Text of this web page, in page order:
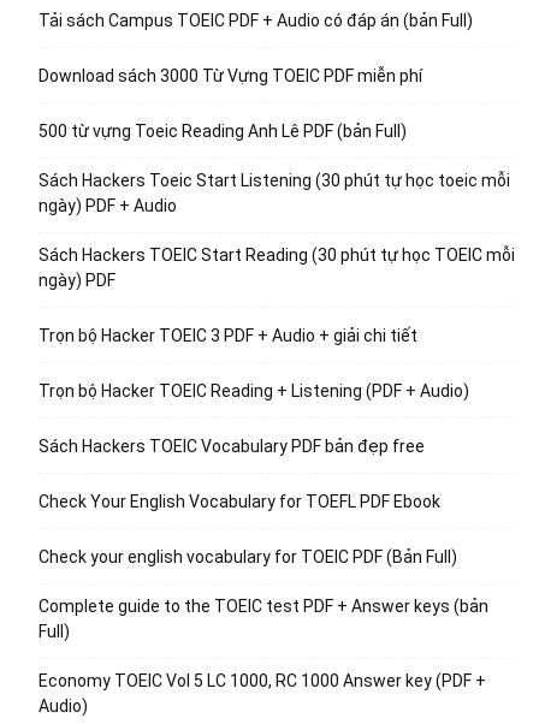
Tải sách Campus TOEIC PDF + Audio có đáp án (bản Full)
Download sách 3000 Từ Vựng TOEIC PDF miễn phí
500 từ vựng Toeic Reading Anh Lê PDF (bản Full)
Sách Hackers Toeic Start Listening (30 phút tự học toeic mỗi
ngày) PDF + Audio
Sách Hackers TOEIC Start Reading (30 phút tự học TOEIC mỗi
ngày) PDF
Trọn bộ Hacker TOEIC 3 PDF + Audio + giải chi tiết
Trọn bộ Hacker TOEIC Reading + Listening (PDF + Audio)
Sách Hackers TOEIC Vocabulary PDF bản đẹp free
Check Your English Vocabulary for TOEFL PDF Ebook
Check your english vocabulary for TOEIC PDF (Bản Full)
Complete guide to the TOEIC test PDF + Answer keys (bản
Full)
Economy TOEIC Vol 5 LC 1000, RC 1000 Answer key (PDF +
Audio)